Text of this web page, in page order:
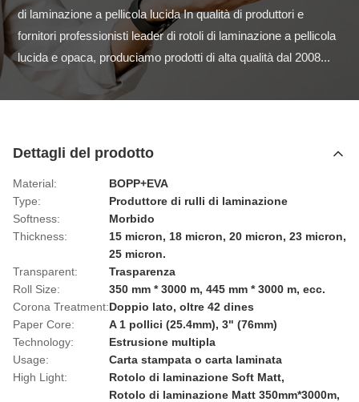
di laminazione a pellicola lucida In qualità di produttori e
fornitori professionisti leader di rotoli di laminazione a pellicola
lucida e opaca, produciamo prodotti di alta qualità dal 2008...
Dettagli del prodotto
Material:
BOPP+EVA
Type:
Produttore di rulli di laminazione
Softness:
Morbido
Thickness:
15 micron, 18 micron, 20 micron, 23 micron,
25 micron.
Transparent:
Trasparenza
Roll Size:
350 mm * 3000 m, 445 mm * 3000 m, ecc.
Corona Treatment:Doppio lato, oltre 42 dines
Paper Core:
A 1 pollici (25.4mm), 3" (76mm)
Technology:
Estrusione multipla
Usage:
Carta stampata o carta laminata
High Light:
Rotolo di laminazione Soft Matt,
Rotolo di laminazione Matt 350mm*3000m,